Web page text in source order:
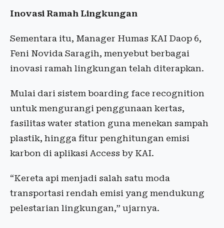
Inovasi Ramah Lingkungan
Sementara itu, Manager Humas KAI Daop 6,
Feni Novida Saragih, menyebut berbagai
inovasi ramah lingkungan telah diterapkan.
Mulai dari sistem boarding face recognition
untuk mengurangi penggunaan kertas,
fasilitas water station guna menekan sampah
plastik, hingga fitur penghitungan emisi
karbon di aplikasi Access by KAI.
“Kereta api menjadi salah satu moda
transportasi rendah emisi yang mendukung
pelestarian lingkungan,” ujarnya.